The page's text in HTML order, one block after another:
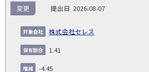
NO.
告
義
務
発
生
日
出
コー
象
2026-08-07
株式会社セレス
変更
1.41
-4.45